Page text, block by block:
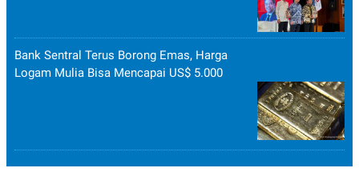
Bank Sentral Terus Borong Emas, Harga
Logam Mulia Bisa Mencapai US$ 5.000